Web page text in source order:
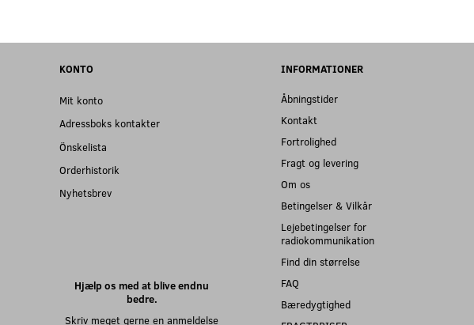
KONTO
Mit konto
Adressboks kontakter
Önskelista
Orderhistorik
Nyhetsbrev
Hjælp os med at blive endnu
bedre.
Skriv meget gerne en anmeldelse
INFORMATIONER
Åbningstider
Kontakt
Fortrolighed
Fragt og levering
Om os
Betingelser & Vilkår
Lejebetingelser for
radiokommunikation
Find din størrelse
FAQ
Bæredygtighed